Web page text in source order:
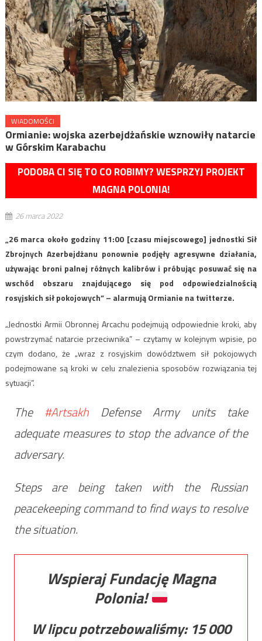
WIADOMOŚCI
Ormianie: wojska azerbejdżańskie wznowiły natarcie
w Górskim Karabachu
PODOBA CI SIĘ TO CO ROBIMY? WESPRZYJ PROJEKT
MAGNA POLONIA!
26 marca 2022
„26 marca około godziny 11:00 [czasu miejscowego] jednostki Sił
Zbrojnych Azerbejdżanu ponownie podjęły agresywne działania,
używając broni palnej różnych kalibrów i próbując posuwać się na
wschód obszaru znajdującego się pod odpowiedzialnością
rosyjskich sił pokojowych” – alarmują Ormianie na twitterze.
„Jednostki Armii Obronnej Arcachu podejmują odpowiednie kroki, aby
powstrzymać natarcie przeciwnika” – czytamy w kolejnym wpisie, po
czym dodano, że „wraz z rosyjskim dowództwem sił pokojowych
podejmowane są kroki w celu znalezienia sposobów rozwiązania tej
sytuacji”.
The #ArtsakhDefense Army units take
adequate measures to stop the advance of the
adversary.
Steps are being taken with the Russian
peacekeeping command to find ways to resolve
the situation.
Wspieraj Fundację Magna
Polonia!
W lipcu potrzebowaliśmy: 15 000